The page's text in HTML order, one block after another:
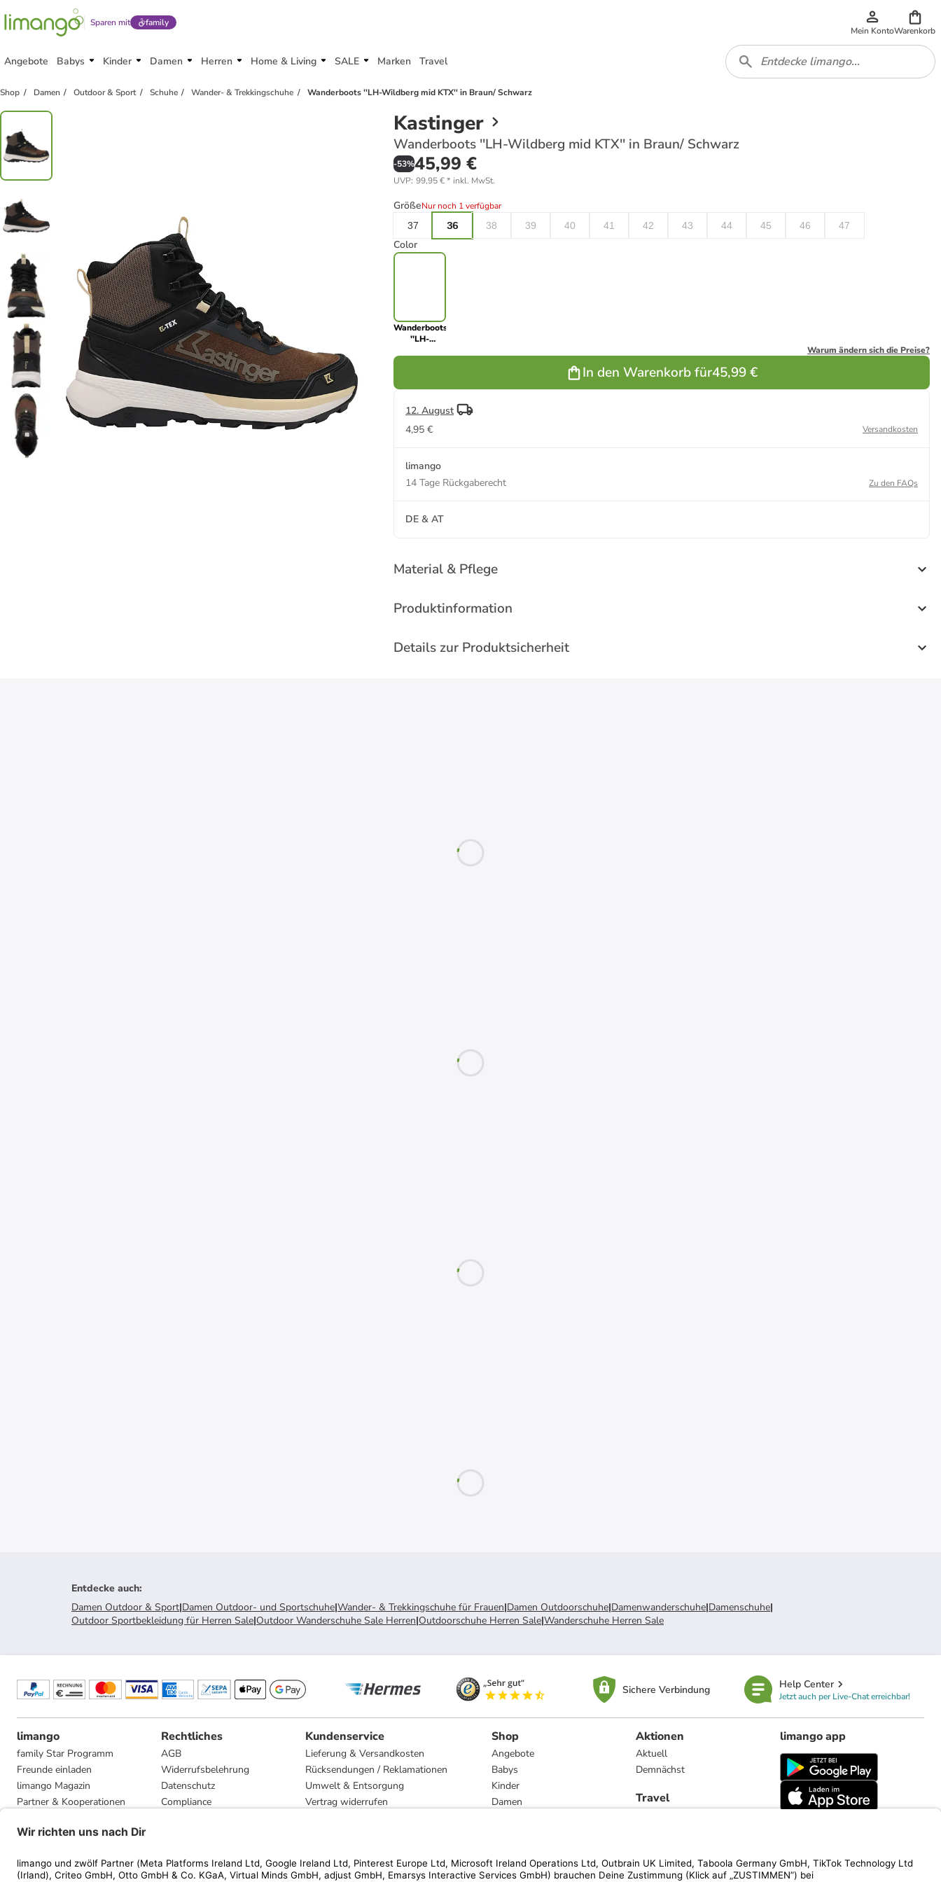
Sparen mit family
Mein KontoWarenkorb
Angebote Babys Kinder Damen Herren Home & Living SALE Marken Travel
Shop Damen Outdoor & Sport Schuhe Wander- & Trekkingschuhe Wanderboots ''LH-Wildberg mid KTX'' in Braun/ Schwarz
Kastinger
Wanderboots ''LH-Wildberg mid KTX'' in Braun/ Schwarz
-53%45,99 €
UVP: 99,95 €* inkl. MwSt.
GrößeNur noch 1 verfügbar
37
36 38 39 40 41 42 43 44 45 46 47
Color
Wanderboots
''LH-
Warum ändern sich die Preise?
In den Warenkorb für45,99 €
12. August
4,95 €
Versandkosten
limango
14 Tage Rückgaberecht
Zu den FAQs
DE & AT
Material & Pflege
Produktinformation
Details zur Produktsicherheit
Entdecke auch:
Damen Outdoor & Sport|Damen Outdoor- und Sportschuhe|Wander- & Trekkingschuhe für Frauen|Damen Outdoorschuhe|Damenwanderschuhe|Damenschuhe|
Outdoor Sportbekleidung für Herren Sale|Outdoor Wanderschuhe Sale Herren|Outdoorschuhe Herren Sale|Wanderschuhe Herren Sale
Sichere Verbindung Help Center
Jetzt auch per Live-Chat erreichbar!
limango
family Star Programm
Freunde einladen
limango Magazin
Partner & Kooperationen
Presse
Rechtliches
AGB
Widerrufsbelehrung
Datenschutz
Compliance
Kundenservice
Lieferung & Versandkosten
Rücksendungen / Reklamationen
Umwelt & Entsorgung
Vertrag widerrufen
Shop
Angebote
Babys
Kinder
Damen
Marken
Aktionen
Aktuell
Demnächst
Travel
limango app